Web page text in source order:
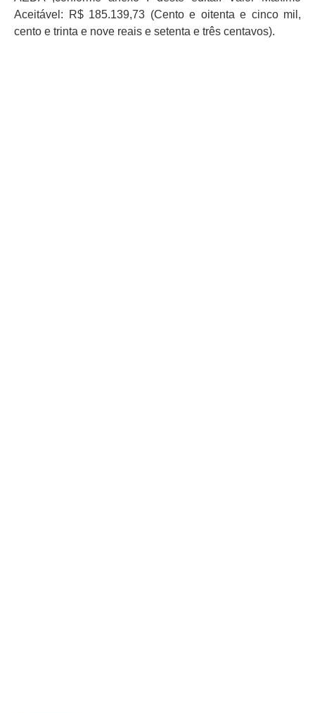
Aceitável: R$ 185.139,73 (Cento e oitenta e cinco mil,
cento e trinta e nove reais e setenta e três centavos).